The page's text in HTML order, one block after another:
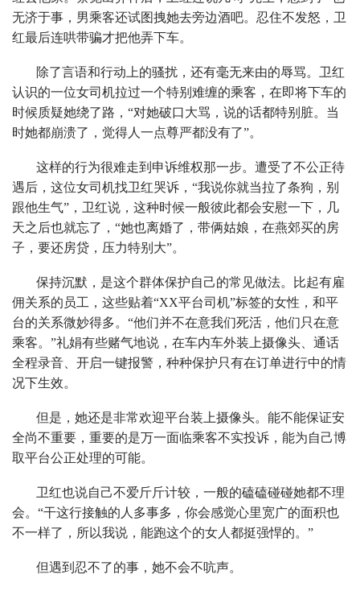
无济于事，男乘客还试图拽她去旁边酒吧。忍住不发怒，卫
红最后连哄带骗才把他弄下车。
除了言语和行动上的骚扰，还有毫无来由的辱骂。卫红
认识的一位女司机拉过一个特别难缠的乘客，在即将下车的
时候质疑她绕了路，“对她破口大骂，说的话都特别脏。当
时她都崩溃了，觉得人一点尊严都没有了”。
这样的行为很难走到申诉维权那一步。遭受了不公正待
遇后，这位女司机找卫红哭诉，“我说你就当拉了条狗，别
跟他生气”，卫红说，这种时候一般彼此都会安慰一下，几
天之后也就忘了，“她也离婚了，带俩姑娘，在燕郊买的房
子，要还房贷，压力特别大”。
保持沉默，是这个群体保护自己的常见做法。比起有雇
佣关系的员工，这些贴着“XX平台司机”标签的女性，和平
台的关系微妙得多。“他们并不在意我们死活，他们只在意
乘客。”礼娟有些赌气地说，在车内车外装上摄像头、通话
全程录音、开启一键报警，种种保护只有在订单进行中的情
况下生效。
但是，她还是非常欢迎平台装上摄像头。能不能保证安
全尚不重要，重要的是万一面临乘客不实投诉，能为自己博
取平台公正处理的可能。
卫红也说自己不爱斤斤计较，一般的磕磕碰碰她都不理
会。“干这行接触的人多事多，你会感觉心里宽广的面积也
不一样了，所以我说，能跑这个的女人都挺强悍的。”
但遇到忍不了的事，她不会不吭声。